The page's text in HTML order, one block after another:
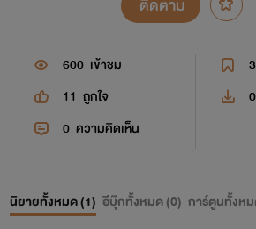
ติดตาม
600 เข้าชม 3
11 ถูกใจ 0
0 ความคิดเห็น
นิยายทั้งหมด (1) อีบุ๊กทั้งหมด (0) การ์ตูนทั้งห